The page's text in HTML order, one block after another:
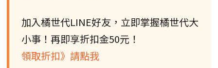
加入橘世代LINE好友，立即掌握橘世代大
小事！再即享折扣金50元！
領取折扣》請點我